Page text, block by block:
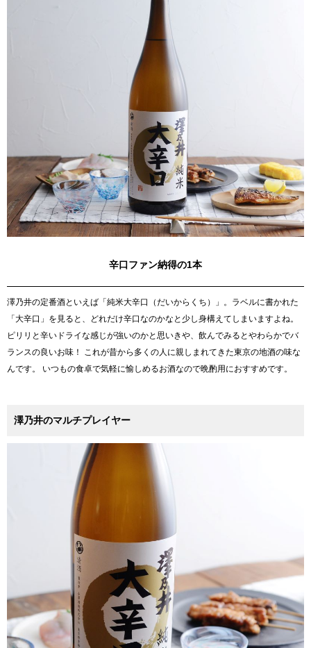
辛口ファン納得の1本
澤乃井の定番酒といえば「純米大辛口（だいからくち）」。ラベルに書かれた
「大辛口」を見ると、どれだけ辛口なのかなと少し身構えてしまいますよね。
ピリリと辛いドライな感じが強いのかと思いきや、飲んでみるとやわらかでバ
ランスの良いお味！ これが昔から多くの人に親しまれてきた東京の地酒の味な
んです。 いつもの食卓で気軽に愉しめるお酒なので晩酌用におすすめです。
澤乃井のマルチプレイヤー